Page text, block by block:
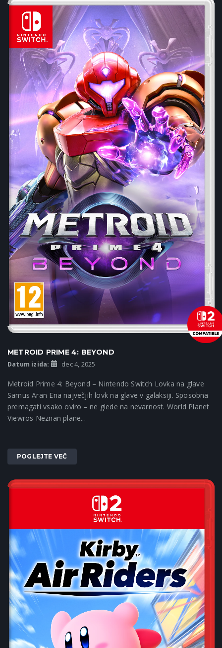
METROID PRIME 4: BEYOND
Datum izida: dec 4, 2025
Metroid Prime 4: Beyond – Nintendo Switch Lovka na glave
Samus Aran Ena največjih lovk na glave v galaksiji. Sposobna
premagati vsako oviro – ne glede na nevarnost. World Planet
Viewros Neznan plane...
POGLEJTE VEČ